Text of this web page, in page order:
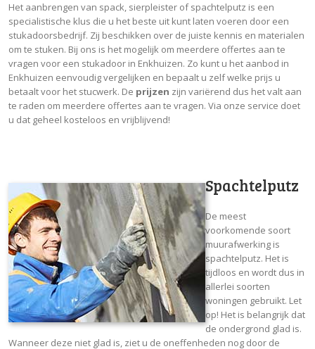
Het aanbrengen van spack, sierpleister of spachtelputz is een
specialistische klus die u het beste uit kunt laten voeren door een
stukadoorsbedrijf. Zij beschikken over de juiste kennis en materialen
om te stuken. Bij ons is het mogelijk om meerdere offertes aan te
vragen voor een stukadoor in Enkhuizen. Zo kunt u het aanbod in
Enkhuizen eenvoudig vergelijken en bepaalt u zelf welke prijs u
betaalt voor het stucwerk. De prijzen zijn variërend dus het valt aan
te raden om meerdere offertes aan te vragen. Via onze service doet
u dat geheel kosteloos en vrijblijvend!
Spachtelputz
De meest
voorkomende soort
muurafwerking is
spachtelputz. Het is
tijdloos en wordt dus in
allerlei soorten
woningen gebruikt. Let
op! Het is belangrijk dat
de ondergrond glad is.
Wanneer deze niet glad is, ziet u de oneffenheden nog door de